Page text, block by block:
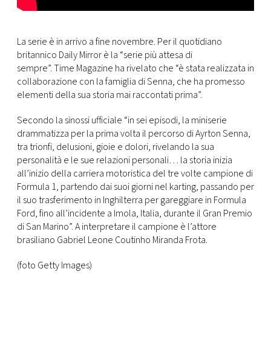
La serie è in arrivo a fine novembre. Per il quotidiano
britannico Daily Mirror è la “serie più attesa di
sempre”. Time Magazine ha rivelato che “è stata realizzata in
collaborazione con la famiglia di Senna, che ha promesso
elementi della sua storia mai raccontati prima”.
Secondo la sinossi ufficiale “in sei episodi, la miniserie
drammatizza per la prima volta il percorso di Ayrton Senna,
tra trionfi, delusioni, gioie e dolori, rivelando la sua
personalità e le sue relazioni personali… la storia inizia
all’inizio della carriera motoristica del tre volte campione di
Formula 1, partendo dai suoi giorni nel karting, passando per
il suo trasferimento in Inghilterra per gareggiare in Formula
Ford, fino all’incidente a Imola, Italia, durante il Gran Premio
di San Marino”. A interpretare il campione è l’attore
brasiliano Gabriel Leone Coutinho Miranda Frota.
(foto Getty Images)